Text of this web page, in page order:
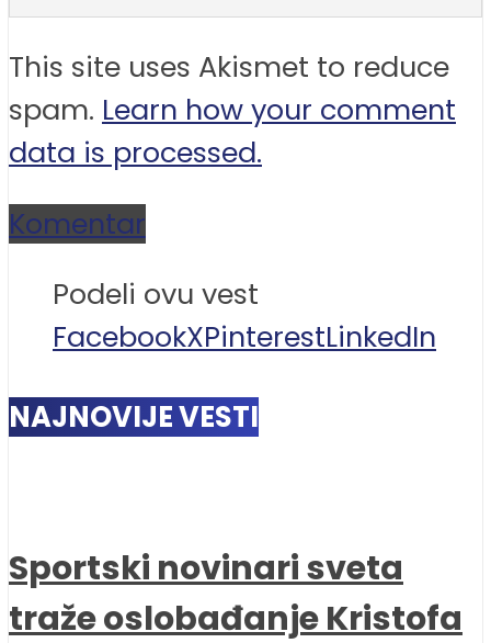
This site uses Akismet to reduce
spam. Learn how your comment
data is processed.
Komentar
Podeli ovu vest
FacebookXPinterestLinkedIn
NAJNOVIJE VESTI
Sportski novinari sveta
traže oslobađanje Kristofa